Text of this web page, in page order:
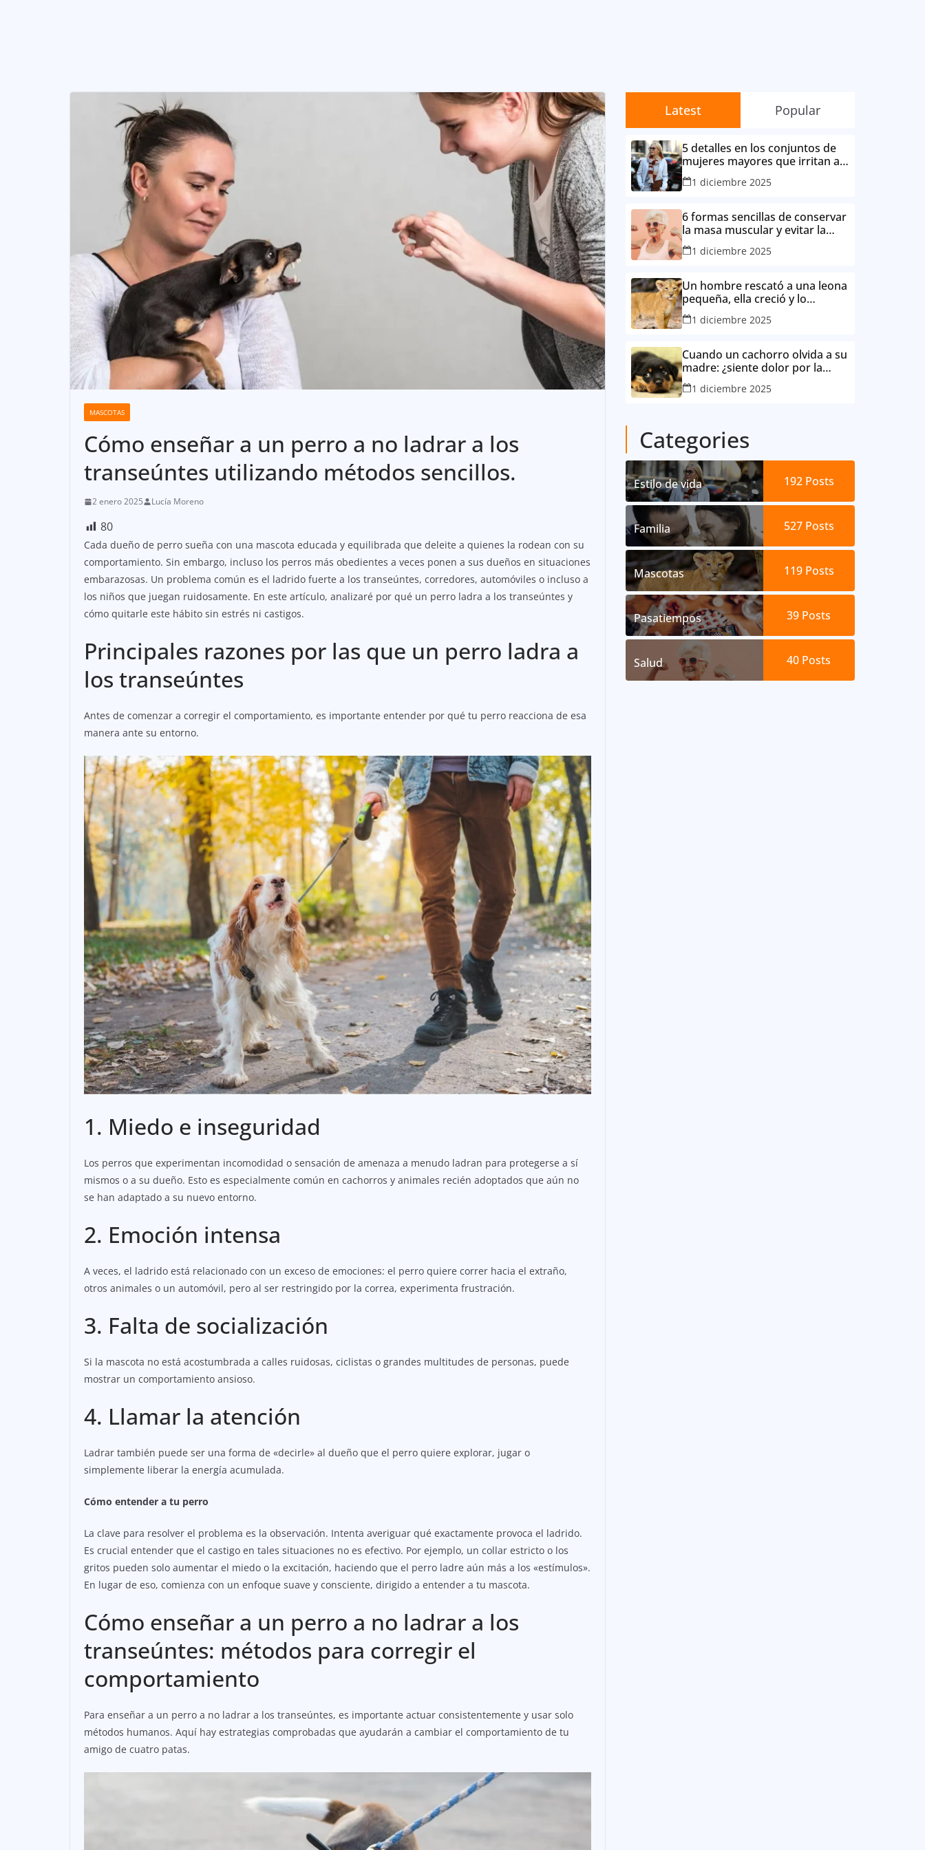
MASCOTAS
Cómo enseñar a un perro a no ladrar a los
transeúntes utilizando métodos sencillos.
2 enero 2025 Lucía Moreno
80
Cada dueño de perro sueña con una mascota educada y equilibrada que deleite a quienes la rodean con su
comportamiento. Sin embargo, incluso los perros más obedientes a veces ponen a sus dueños en situaciones
embarazosas. Un problema común es el ladrido fuerte a los transeúntes, corredores, automóviles o incluso a
los niños que juegan ruidosamente. En este artículo, analizaré por qué un perro ladra a los transeúntes y
cómo quitarle este hábito sin estrés ni castigos.
Principales razones por las que un perro ladra a
los transeúntes
Antes de comenzar a corregir el comportamiento, es importante entender por qué tu perro reacciona de esa
manera ante su entorno.
1. Miedo e inseguridad
Los perros que experimentan incomodidad o sensación de amenaza a menudo ladran para protegerse a sí
mismos o a su dueño. Esto es especialmente común en cachorros y animales recién adoptados que aún no
se han adaptado a su nuevo entorno.
2. Emoción intensa
A veces, el ladrido está relacionado con un exceso de emociones: el perro quiere correr hacia el extraño,
otros animales o un automóvil, pero al ser restringido por la correa, experimenta frustración.
3. Falta de socialización
Si la mascota no está acostumbrada a calles ruidosas, ciclistas o grandes multitudes de personas, puede
mostrar un comportamiento ansioso.
4. Llamar la atención
Ladrar también puede ser una forma de «decirle» al dueño que el perro quiere explorar, jugar o
simplemente liberar la energía acumulada.
Cómo entender a tu perro
La clave para resolver el problema es la observación. Intenta averiguar qué exactamente provoca el ladrido.
Es crucial entender que el castigo en tales situaciones no es efectivo. Por ejemplo, un collar estricto o los
gritos pueden solo aumentar el miedo o la excitación, haciendo que el perro ladre aún más a los «estímulos».
En lugar de eso, comienza con un enfoque suave y consciente, dirigido a entender a tu mascota.
Cómo enseñar a un perro a no ladrar a los
transeúntes: métodos para corregir el
comportamiento
Para enseñar a un perro a no ladrar a los transeúntes, es importante actuar consistentemente y usar solo
métodos humanos. Aquí hay estrategias comprobadas que ayudarán a cambiar el comportamiento de tu
amigo de cuatro patas.
Latest Popular
5 detalles en los conjuntos de
mujeres mayores que irritan a
sus contemporáneas.
1 diciembre 2025
6 formas sencillas de conservar
la masa muscular y evitar la
degradación corporal por la
edad
1 diciembre 2025
Un hombre rescató a una leona
pequeña, ella creció y lo
consideró su mejor amigo
1 diciembre 2025
Cuando un cachorro olvida a su
madre: ¿siente dolor por la
separación?
1 diciembre 2025
Categories
Estilo de vida 192 Posts
Familia 527 Posts
Mascotas 119 Posts
Pasatiempos 39 Posts
Salud 40 Posts